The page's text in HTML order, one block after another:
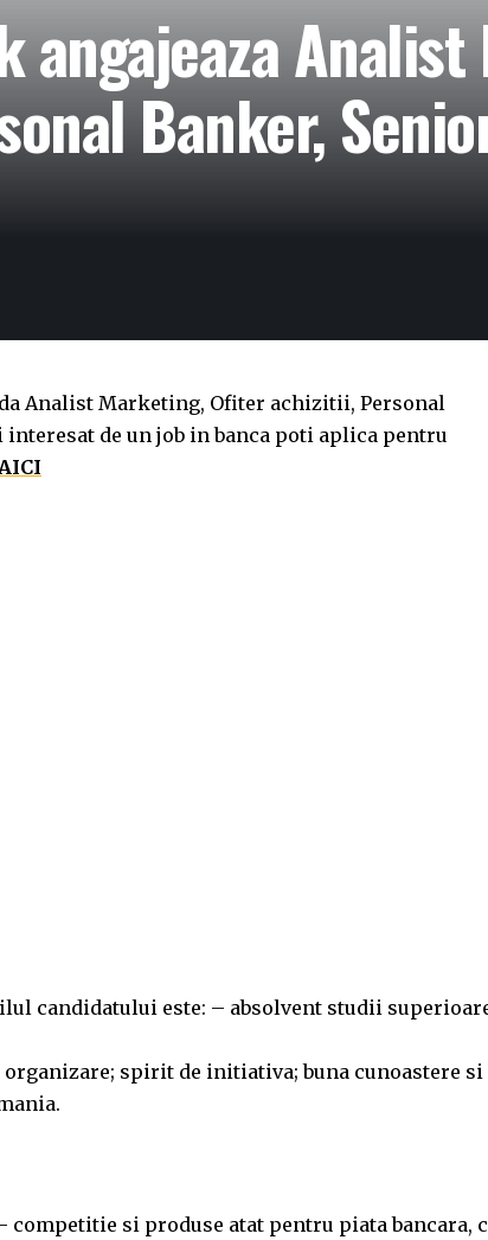
angajeaza
Banker,
Analist Marketing, Ofiter achizitii, Personal
de un job in banca poti aplica pentru
candidatului este: – absolvent studii
spirit de initiativa; buna cunoastere si
competitie si produse atat pentru piata bancara,